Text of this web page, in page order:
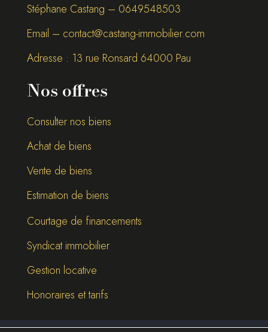
Stéphane Castang – 0649548503
Email – contact@castang-immobilier.com
Adresse : 13 rue Ronsard 64000 Pau
Nos offres
Consulter nos biens
Achat de biens
Vente de biens
Estimation de biens
Courtage de financements
Syndicat immobilier
Gestion locative
Honoraires et tarifs